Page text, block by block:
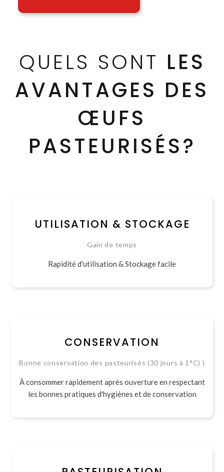
QUELS SONT LES
AVANTAGES DES
ŒUFS
PASTEURISÉS?
UTILISATION & STOCKAGE
Gain de temps
Rapidité d'utilisation & Stockage facile
CONSERVATION
Bonne conservation des pasteurisés (30 jours à 1°C) )
À consommer rapidement après ouverture en respectant
les bonnes pratiques d'hygiènes et de conservation